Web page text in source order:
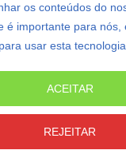
os conteúdos do
é importante para nós,
usar esta tecnologia.
REJEITAR
ACEITAR
29, 2026
SUBSCREVER
SpringParty|Suporte